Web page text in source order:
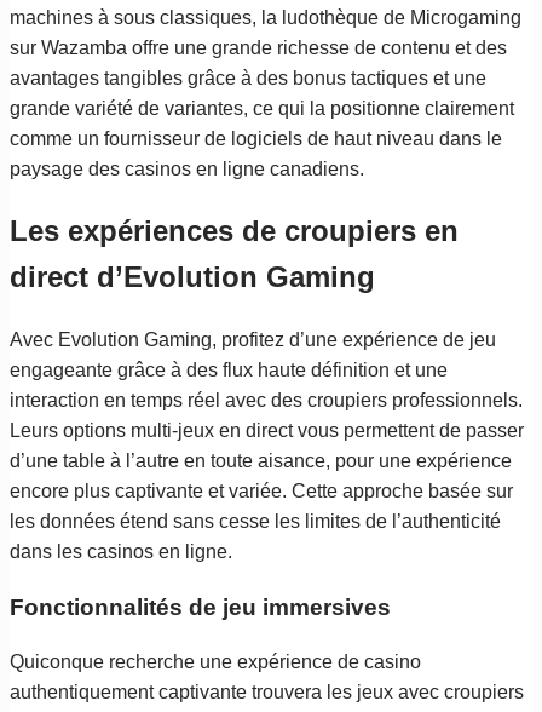
machines à sous classiques, la ludothèque de Microgaming
sur Wazamba offre une grande richesse de contenu et des
avantages tangibles grâce à des bonus tactiques et une
grande variété de variantes, ce qui la positionne clairement
comme un fournisseur de logiciels de haut niveau dans le
paysage des casinos en ligne canadiens.
Les expériences de croupiers en
direct d’Evolution Gaming
Avec Evolution Gaming, profitez d’une expérience de jeu
engageante grâce à des flux haute définition et une
interaction en temps réel avec des croupiers professionnels.
Leurs options multi-jeux en direct vous permettent de passer
d’une table à l’autre en toute aisance, pour une expérience
encore plus captivante et variée. Cette approche basée sur
les données étend sans cesse les limites de l’authenticité
dans les casinos en ligne.
Fonctionnalités de jeu immersives
Quiconque recherche une expérience de casino
authentiquement captivante trouvera les jeux avec croupiers